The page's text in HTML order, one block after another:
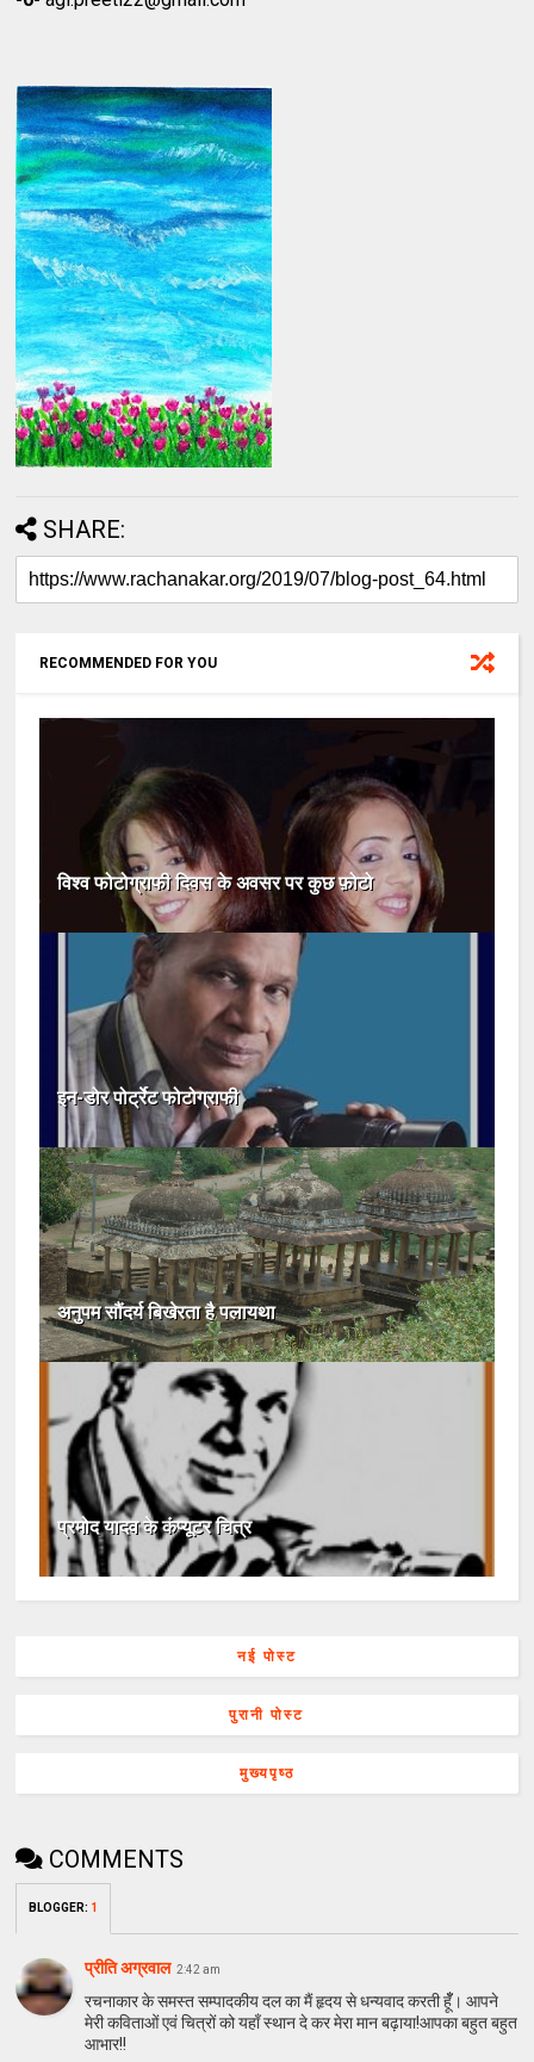
SHARE:
RECOMMENDED FOR YOU
विश्व फोटोग्राफी दिवस के अवसर पर कुछ फ़ोटो
इन-डोर पोर्ट्रेट फोटोग्राफी
अनुपम सौंदर्य बिखेरता है पलायथा
प्रमोद यादव के कंप्यूटर चित्र
नई पोस्ट
पुरानी पोस्ट
मुख्यपृष्ठ
COMMENTS
BLOGGER: 1
प्रीति अग्रवाल 2:42 am
रचनाकार के समस्त सम्पादकीय दल का मैं हृदय से धन्यवाद करती हूँँ। आपने
मेरी कविताओं एवं चित्रों को यहाँ स्थान दे कर मेरा मान बढ़ाया!आपका बहुत बहुत
आभार!!